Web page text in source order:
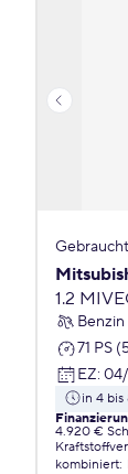
1.2
Benzin
71 PS
EZ:
in 4 bis
4.920 €
kombiniert: